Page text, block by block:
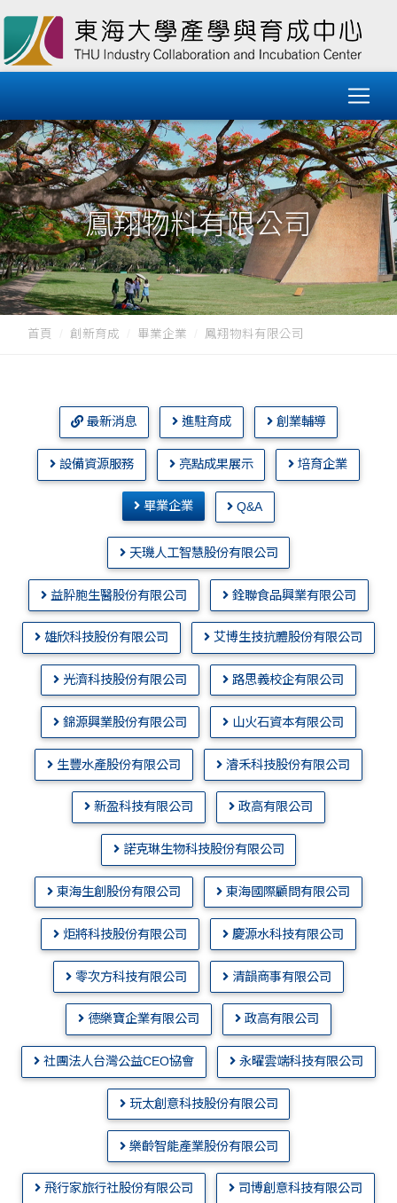
鳳翔物料有限公司
首頁 創新育成 畢業企業 鳳翔物料有限公司
最新消息 進駐育成 創業輔導
設備資源服務 亮點成果展示 培育企業
畢業企業 Q&A
天璣人工智慧股份有限公司
益肸胞生醫股份有限公司 銓聯食品興業有限公司
雄欣科技股份有限公司 艾博生技抗體股份有限公司
光濟科技股份有限公司 路思義校企有限公司
錦源興業股份有限公司 山火石資本有限公司
生豐水產股份有限公司 濬禾科技股份有限公司
新盈科技有限公司 政高有限公司
諾克琳生物科技股份有限公司
東海生創股份有限公司 東海國際顧問有限公司
炬將科技股份有限公司 慶源水科技有限公司
零次方科技有限公司 清韻商事有限公司
德樂寶企業有限公司 政高有限公司
社團法人台灣公益CEO協會 永曜雲端科技有限公司
玩太創意科技股份有限公司
樂齡智能產業股份有限公司
飛行家旅行社股份有限公司 司博創意科技有限公司